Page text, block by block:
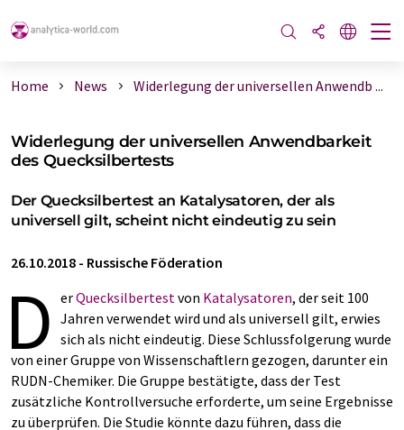
Home News Widerlegung der universellen Anwendb ...
Widerlegung der universellen Anwendbarkeit
des Quecksilbertests
Der Quecksilbertest an Katalysatoren, der als
universell gilt, scheint nicht eindeutig zu sein
26.10.2018 - Russische Föderation
D erQuecksilbertestvon Katalysatoren, der seit 100
Jahren verwendet wird und als universell gilt, erwies
sich als nicht eindeutig. Diese Schlussfolgerung wurde
von einer Gruppe von Wissenschaftlern gezogen, darunter ein
RUDN-Chemiker. Die Gruppe bestätigte, dass der Test
zusätzliche Kontrollversuche erforderte, um seine Ergebnisse
zu überprüfen. Die Studie könnte dazu führen, dass die